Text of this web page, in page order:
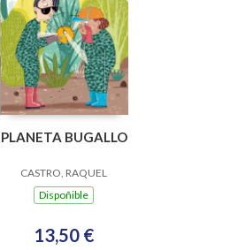
PLANETA BUGALLO
CASTRO, RAQUEL
Dispoñible
13,50 €